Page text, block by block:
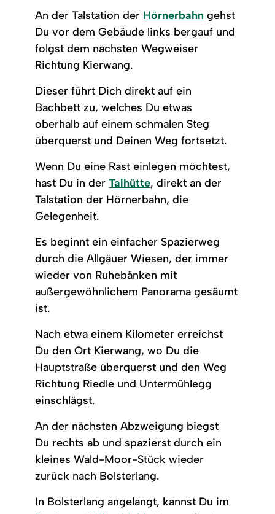
An der Talstation der Hörnerbahn gehst
Du vor dem Gebäude links bergauf und
folgst dem nächsten Wegweiser
Richtung Kierwang.
Dieser führt Dich direkt auf ein
Bachbett zu, welches Du etwas
oberhalb auf einem schmalen Steg
überquerst und Deinen Weg fortsetzt.
Wenn Du eine Rast einlegen möchtest,
hast Du in derTalhütte, direkt an der
Talstation der Hörnerbahn, die
Gelegenheit.
Es beginnt ein einfacher Spazierweg
durch die Allgäuer Wiesen, der immer
wieder von Ruhebänken mit
außergewöhnlichem Panorama gesäumt
ist.
Nach etwa einem Kilometer erreichst
Du den Ort Kierwang, wo Du die
Hauptstraße überquerst und den Weg
Richtung Riedle und Untermühlegg
einschlägst.
An der nächsten Abzweigung biegst
Du rechts ab und spazierst durch ein
kleines Wald-Moor-Stück wieder
zurück nach Bolsterlang.
In Bolsterlang angelangt, kannst Du im